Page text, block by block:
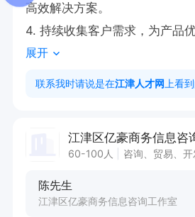
高效解决方案。
4. 持续收集客户需求，为产品
建议。
5. 协助老业务员处理客户相关
任职要求：
息传递与交流。
展开
联系我时请说是在江津人才网 上看
江津区亿豪商务信息咨
60-100人 咨询、贸易、
陈先生
江津区亿豪商务信息咨询工作室